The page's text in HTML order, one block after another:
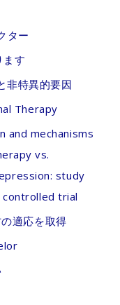
ター
ます
非特異的要因
Therapy
and mechanisms
vs.
study
trial
適応を取得